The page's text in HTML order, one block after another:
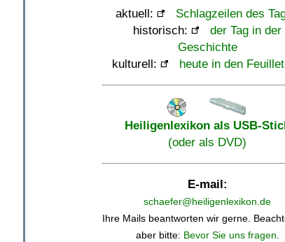
aktuell:
Schlagzeilen des
historisch:
der Tag in der
Geschichte
kulturell:
heute in den
Heiligenlexikon als USB-
(oder als DVD)
E-mail:
schaefer@heiligenlexikon.de
Ihre Mails beantworten wir gerne.
aber bitte: Bevor Sie uns fragen.